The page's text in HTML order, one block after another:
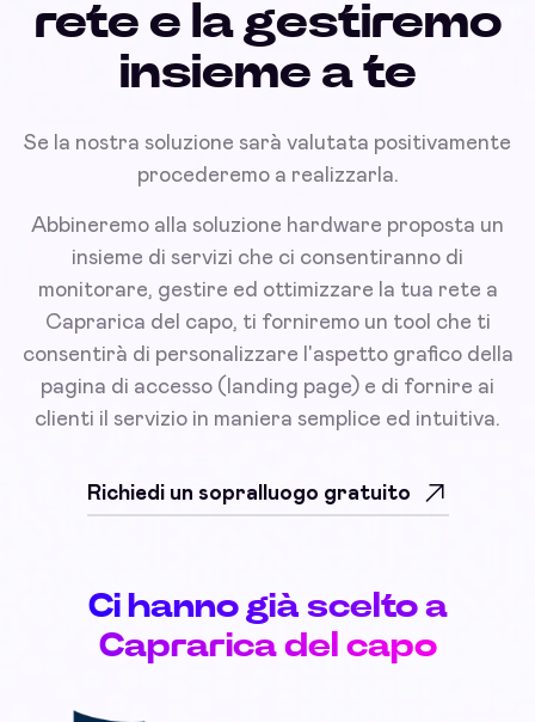
rete e la gestiremo
insieme a te
Se la nostra soluzione sarà valutata positivamente
procederemo a realizzarla.
Abbineremo alla soluzione hardware proposta un
insieme di servizi che ci consentiranno di
monitorare, gestire ed ottimizzare la tua rete a
Caprarica del capo, ti forniremo un tool che ti
consentirà di personalizzare l'aspetto grafico della
pagina di accesso (landing page) e di fornire ai
clienti il servizio in maniera semplice ed intuitiva.
Richiedi un sopralluogo gratuito
Ci hanno già scelto a
Caprarica del capo